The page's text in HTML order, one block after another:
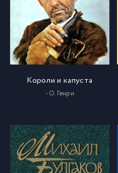
Короли и капуста
- О. Генри